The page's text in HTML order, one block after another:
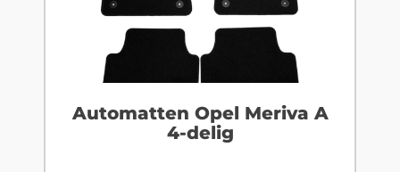
Automatten Opel Meriva A
4-delig